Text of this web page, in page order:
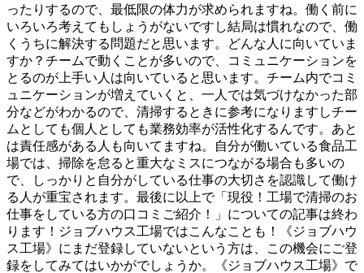
ったりするので、最低限の体力が求められますね。働く前に
いろいろ考えてもしょうがないですし結局は慣れなので、働
くうちに解決する問題だと思います。どんな人に向いていま
すか？チームで動くことが多いので、コミュニケーションを
とるのが上手い人は向いていると思います。チーム内でコミ
ュニケーションが増えていくと、一人では気づけなかった部
分などがわかるので、清掃するときに参考になりますしチー
ムとしても個人としても業務効率が活性化するんです。あと
は責任感がある人も向いてますね。自分が働いている食品工
場では、掃除を怠ると重大なミスにつながる場合も多いの
で、しっかりと自分がしている仕事の大切さを認識して働け
る人が重宝されます。最後に以上で「現役！工場で清掃のお
仕事をしている方の口コミご紹介！」についての記事は終わ
ります！ジョブハウス工場ではこんなことも！《ジョブハウ
ス工場》にまだ登録していないという方は、この機会にご登
録をしてみてはいかがでしょうか。《ジョブハウス工場》で